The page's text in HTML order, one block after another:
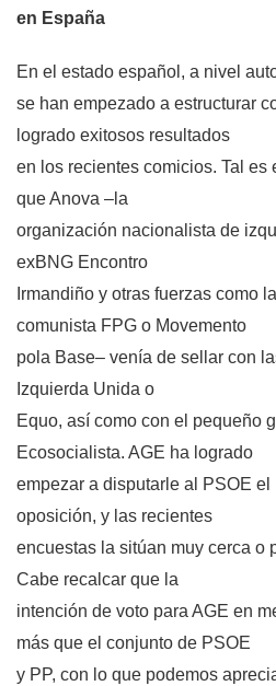
en España
En el estado español, a nivel
se han empezado a estructurar
logrado exitosos resultados
en los recientes comicios. Tal es
que Anova –la
organización nacionalista de
exBNG Encontro
Irmandiño y otras fuerzas como
comunista FPG o Movemento
pola Base– venía de sellar con
Izquierda Unida o
Equo, así como con el pequeño
Ecosocialista. AGE ha logrado
empezar a disputarle al PSOE
oposición, y las recientes
encuestas la sitúan muy cerca o
Cabe recalcar que la
intención de voto para AGE en
más que el conjunto de PSOE
y PP, con lo que podemos